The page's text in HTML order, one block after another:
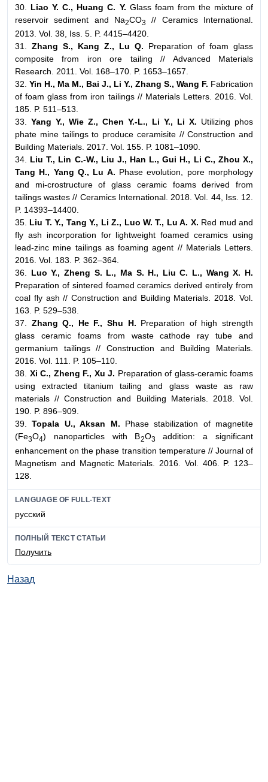
30. Liao Y. C., Huang C. Y. Glass foam from the mixture of
reservoir sediment and Na2CO3 // Ceramics International.
2013. Vol. 38, Iss. 5. P. 4415–4420.
31. Zhang S., Kang Z., Lu Q. Preparation of foam glass
composite from iron ore tailing // Advanced Materials
Research. 2011. Vol. 168–170. P. 1653–1657.
32. Yin H., Ma M., Bai J., Li Y., Zhang S., Wang F. Fabrication
of foam glass from iron tailings // Materials Letters. 2016. Vol.
185. P. 511–513.
33. Yang Y., Wie Z., Chen Y.-L., Li Y., Li X. Utilizing phos
phate mine tailings to produce ceramisite // Construction and
Building Materials. 2017. Vol. 155. P. 1081–1090.
34. Liu T., Lin C.-W., Liu J., Han L., Gui H., Li C., Zhou X.,
Tang H., Yang Q., Lu A. Phase evolution, pore morphology
and mi-crostructure of glass ceramic foams derived from
tailings wastes // Ceramics International. 2018. Vol. 44, Iss. 12.
P. 14393–14400.
35. Liu T. Y., Tang Y., Li Z., Luo W. T., Lu A. X. Red mud and
fly ash incorporation for lightweight foamed ceramics using
lead-zinc mine tailings as foaming agent // Materials Letters.
2016. Vol. 183. P. 362–364.
36. Luo Y., Zheng S. L., Ma S. H., Liu C. L., Wang X. H.
Preparation of sintered foamed ceramics derived entirely from
coal fly ash // Construction and Building Materials. 2018. Vol.
163. P. 529–538.
37. Zhang Q., He F., Shu H. Preparation of high strength
glass ceramic foams from waste cathode ray tube and
germanium tailings // Construction and Building Materials.
2016. Vol. 111. P. 105–110.
38. Xi C., Zheng F., Xu J. Preparation of glass-ceramic foams
using extracted titanium tailing and glass waste as raw
materials // Construction and Building Materials. 2018. Vol.
190. P. 896–909.
39.Topala U., Aksan M. Phase stabilization of magnetite
(Fe3O4) nanoparticles with B2O3 addition: a significant
enhancement on the phase transition temperature // Journal of
Magnetism and Magnetic Materials. 2016. Vol. 406. P. 123–
128.
LANGUAGE OF FULL-TEXT
русский
ПОЛНЫЙ ТЕКСТ СТАТЬИ
Получить
Назад